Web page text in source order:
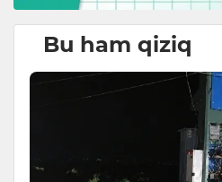
Bu ham qiziq